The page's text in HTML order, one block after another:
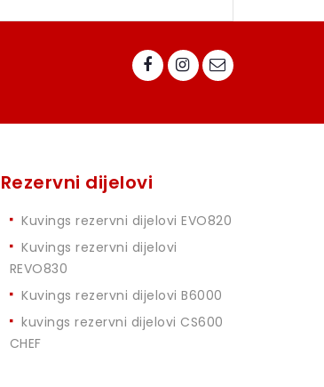
Rezervni dijelovi
Kuvings rezervni dijelovi EVO820
Kuvings rezervni dijelovi
REVO830
Kuvings rezervni dijelovi B6000
kuvings rezervni dijelovi CS600
CHEF